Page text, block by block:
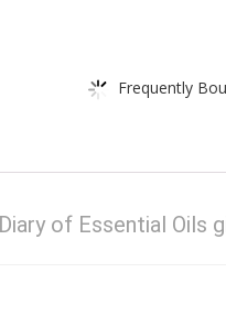
Frequently
of Essential Oils